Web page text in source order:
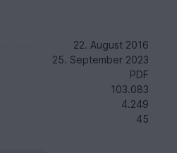
22. August 2016
25. September 2023
PDF
103.083
4.249
45